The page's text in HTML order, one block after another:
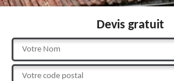
Devis gratuit